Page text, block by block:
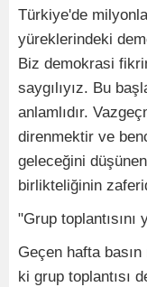
Türkiye'de
yüreklerindeki
Biz demokrasi
saygılıyız. Bu
anlamlıdır.
direnmektir ve
geleceğini
birlikteliğinin
"Grup
Geçen hafta
ki grup toplantısı